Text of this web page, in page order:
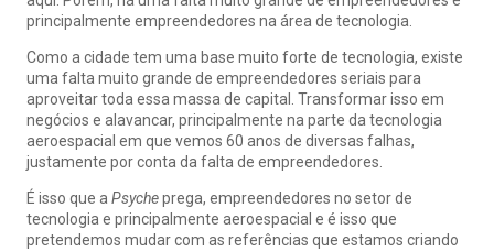
principalmente empreendedores na área de tecnologia.
Como a cidade tem uma base muito forte de tecnologia, existe
uma falta muito grande de empreendedores seriais para
aproveitar toda essa massa de capital. Transformar isso em
negócios e alavancar, principalmente na parte da tecnologia
aeroespacial em que vemos 60 anos de diversas falhas,
justamente por conta da falta de empreendedores.
É isso que aPsycheprega, empreendedores no setor de
tecnologia e principalmente aeroespacial e é isso que
pretendemos mudar com as referências que estamos criando